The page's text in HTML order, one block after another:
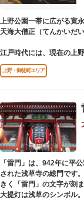
てものめぐり／仏像大好
敷地内にはレストランや
ごとの彩りを感じながら
上野公園一帯に広がる寛
天海大僧正（てんかいだ
江戸時代には、現在の上
の多くを焼失。現在は根
上野大仏（パゴダ）、輪
います。戦火を免れた輪
清水観音堂の舞台前に復
江戸百景」にも描かれて
下ろす風流な景観は、絶
東叡山（とうえいざん）
り、比叡山や京都の有名
れました。本尊は薬師瑠
最澄が自ら彫ったと伝え
兼ね、御霊廟には6名の
上野・御徒町エリア
「雷門」は、942年に平
された浅草寺の総門です
きく「雷門」の文字が刻
大提灯は浅草のシンボル